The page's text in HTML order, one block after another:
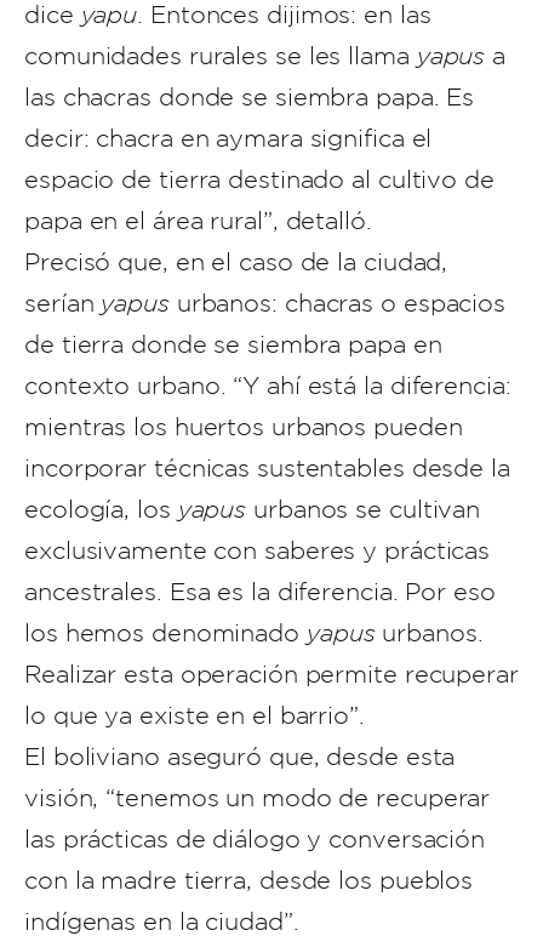
dice yapu . Entonces dijimos: en las
comunidades rurales se les llama yapus a
las chacras donde se siembra papa. Es
decir: chacra en aymara significa el
espacio de tierra destinado al cultivo de
papa en el área rural”, detalló.
Precisó que, en el caso de la ciudad,
serían yapusurbanos: chacras o espacios
de tierra donde se siembra papa en
contexto urbano. “Y ahí está la diferencia:
mientras los huertos urbanos pueden
incorporar técnicas sustentables desde la
ecología, los yapus urbanos se cultivan
exclusivamente con saberes y prácticas
ancestrales. Esa es la diferencia. Por eso
los hemos denominado yapus urbanos.
Realizar esta operación permite recuperar
lo que ya existe en el barrio”.
El boliviano aseguró que, desde esta
visión, “tenemos un modo de recuperar
las prácticas de diálogo y conversación
con la madre tierra, desde los pueblos
indígenas en la ciudad”.